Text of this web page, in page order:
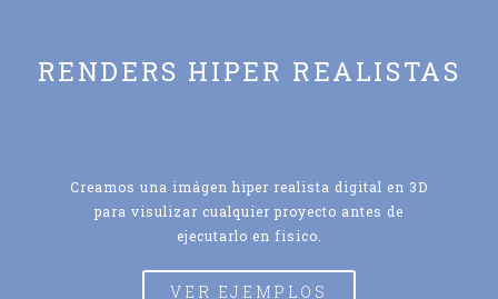
RENDERS HIPER REALISTAS
Creamos una imágen hiper realista digital en 3D
para visulizar cualquier proyecto antes de
ejecutarlo en fisico.
VER EJEMPLOS